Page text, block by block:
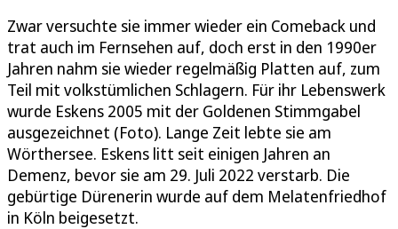
Zwar versuchte sie immer wieder ein Comeback und
trat auch im Fernsehen auf, doch erst in den 1990er
Jahren nahm sie wieder regelmäßig Platten auf, zum
Teil mit volkstümlichen Schlagern. Für ihr Lebenswerk
wurde Eskens 2005 mit der Goldenen Stimmgabel
ausgezeichnet (Foto). Lange Zeit lebte sie am
Wörthersee. Eskens litt seit einigen Jahren an
Demenz, bevor sie am 29. Juli 2022 verstarb. Die
gebürtige Dürenerin wurde auf dem Melatenfriedhof
in Köln beigesetzt.